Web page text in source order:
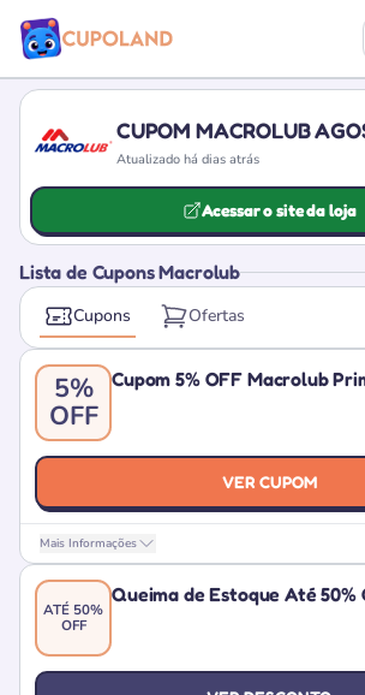
CUPOM MACROLUB
Atualizado há dias atrás
Acessar o site da loja
Lista de Cupons Macrolub
Cupons Ofertas
5%
OFF
Cupom 5% OFF Macrolub
VER CUPOM
Mais Informações
ATÉ 50%
OFF
Queima de Estoque Até 50%